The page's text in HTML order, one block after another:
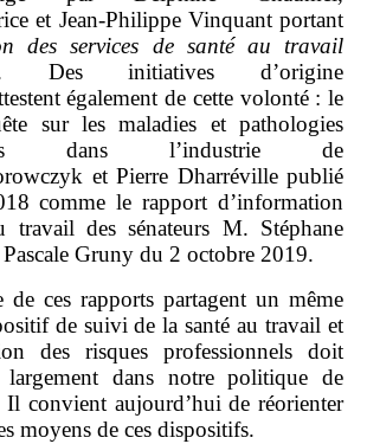
et Jean‑Philippe Vinquant portant
des services de santé au travail
Des initiatives d’origine
également de cette volonté : le
sur les maladies et pathologies
dans l’industrie de
et Pierre Dharréville publié
comme le rapport d’information
travail des sénateurs M. Stéphane
Gruny du 2 octobre 2019.
de ces rapports partagent un même
de suivi de la santé au travail et
des risques professionnels doit
largement dans notre politique de
Il convient aujourd’hui de réorienter
moyens de ces dispositifs.